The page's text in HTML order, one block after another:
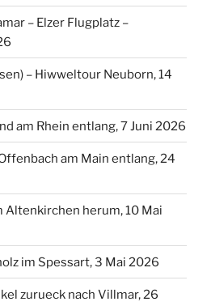
– Elzer Flugplatz –
– Hiwweltour Neuborn, 14
am Rhein entlang, 7 Juni 2026
am Main entlang, 24
Altenkirchen herum, 10 Mai
im Spessart, 3 Mai 2026
zurueck nach Villmar, 26